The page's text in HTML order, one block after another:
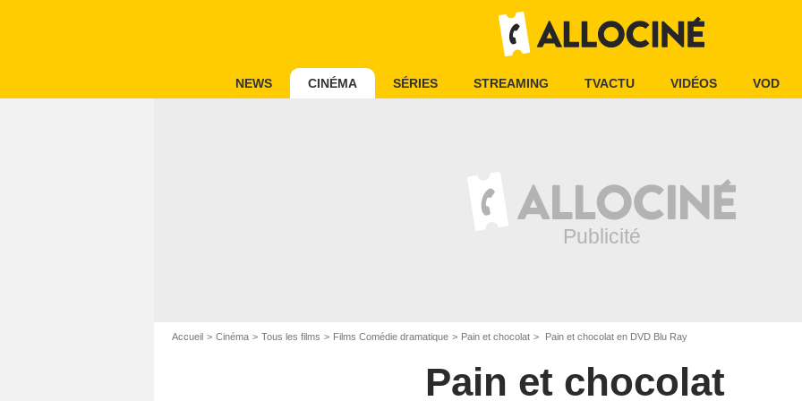
NEWS CINÉMA SÉRIES STREAMING TVACTU VIDÉOS VOD
Accueil Cinéma Tous les films Films Comédie dramatique Pain et chocolat Pain et chocolat en DVD Blu Ray
Pain et chocolat